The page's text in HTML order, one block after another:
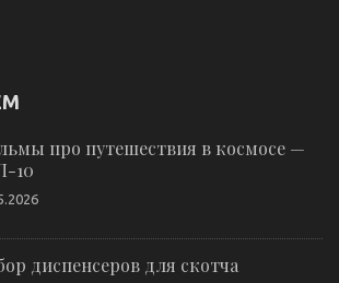
про путешествия в космосе —
10
диспенсеров для скотча